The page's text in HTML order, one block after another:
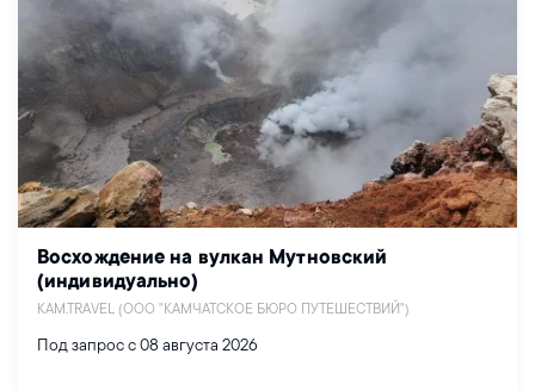
Восхождение на вулкан Мутновский
(индивидуально)
KAM.TRAVEL (ООО "КАМЧАТСКОЕ БЮРО ПУТЕШЕСТВИЙ")
Под запрос с 08 августа 2026